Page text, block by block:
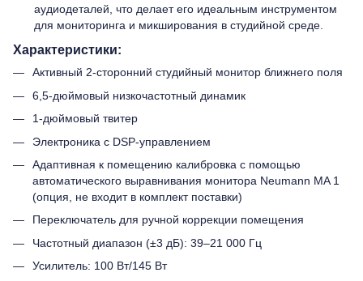
аудиодеталей, что делает его идеальным инструментом
для мониторинга и микширования в студийной среде.
Характеристики:
Активный 2-сторонний студийный монитор ближнего поля
6,5-дюймовый низкочастотный динамик
1-дюймовый твитер
Электроника с DSP-управлением
Адаптивная к помещению калибровка с помощью
автоматического выравнивания монитора Neumann MA 1
(опция, не входит в комплект поставки)
Переключатель для ручной коррекции помещения
Частотный диапазон (±3 дБ): 39–21 000 Гц
Усилитель: 100 Вт/145 Вт